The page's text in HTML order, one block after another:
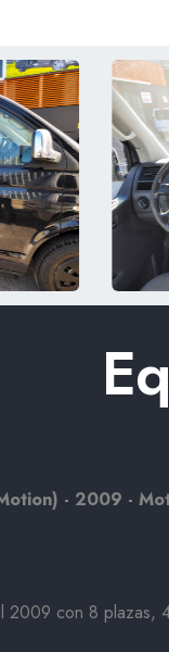
- 2009 -
2009 con 8 plazas,